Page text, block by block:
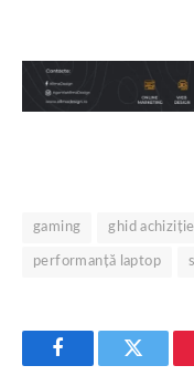
gaming ghid achiziție
performanță laptop
FacebookTwitter